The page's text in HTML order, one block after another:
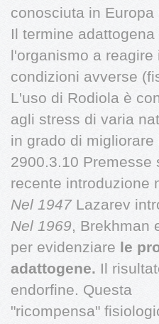
conosciuta in
Il termine
l'organismo a reagire
condizioni avverse
L'uso di Rodiola è
agli stress di varia
in grado di
2900.3.10
recente introduzione
Nel 1947Lazarev
Nel 1969, Brekhman
per evidenziare le
adattogene. Il
endorfine. Questa
"ricompensa"